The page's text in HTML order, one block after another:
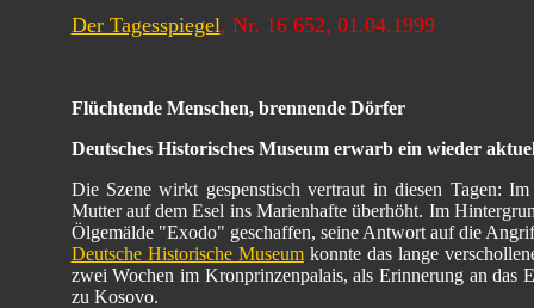
Der Tagesspiegel, Nr. 16 652, 01.04.1999
Flüchtende Menschen, brennende Dörfer
Deutsches Historisches Museum erwarb ein wieder
Die Szene wirkt gespenstisch vertraut in diesen Tagen:
Mutter auf dem Esel ins Marienhafte überhöht. Im
Ölgemälde "Exodo" geschaffen, seine Antwort auf die
Deutsche Historische Museumkonnte das lange
zwei Wochen im Kronprinzenpalais, als Erinnerung an das
zu Kosovo.